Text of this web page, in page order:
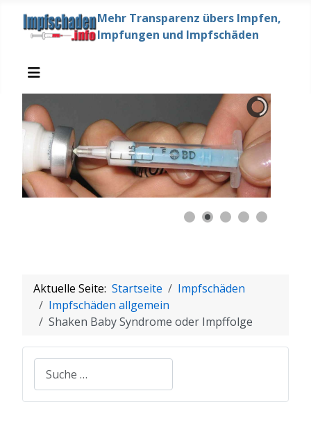
Mehr Transparenz übers Impfen,
Impfungen und Impfschäden
Aktuelle Seite: Startseite
Impfschäden
Impfschäden allgemein
Shaken Baby Syndrome oder Impffolge
Suchen